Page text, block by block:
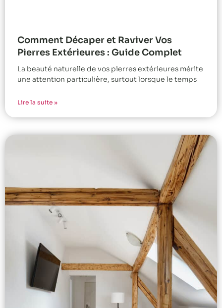
Comment Décaper et Raviver Vos
Pierres Extérieures : Guide Complet
La beauté naturelle de vos pierres extérieures mérite
une attention particulière, surtout lorsque le temps
Lire la suite »